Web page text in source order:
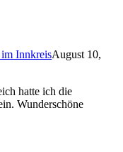
im InnkreisAugust 10,
hatte ich die
Wunderschöne